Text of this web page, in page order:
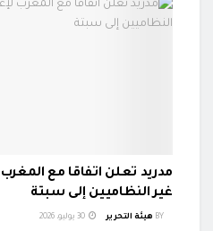
مدريد تعلن اتفاقا مع
غير النظاميين إلى سبتة
BY هيئة التحرير